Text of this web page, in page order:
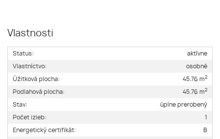
Vlastnosti
Status: aktívne
Vlastníctvo: osobné
Úžitková plocha: 45.76 m2
Podlahová plocha: 45.76 m2
Stav: úplne prerobený
Počet izieb: 1
Energetický certifikát: B